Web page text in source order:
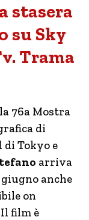
stasera
su Sky
Trama
76a Mostra
di
di Tokyo e
arriva
giugno anche
on
film è